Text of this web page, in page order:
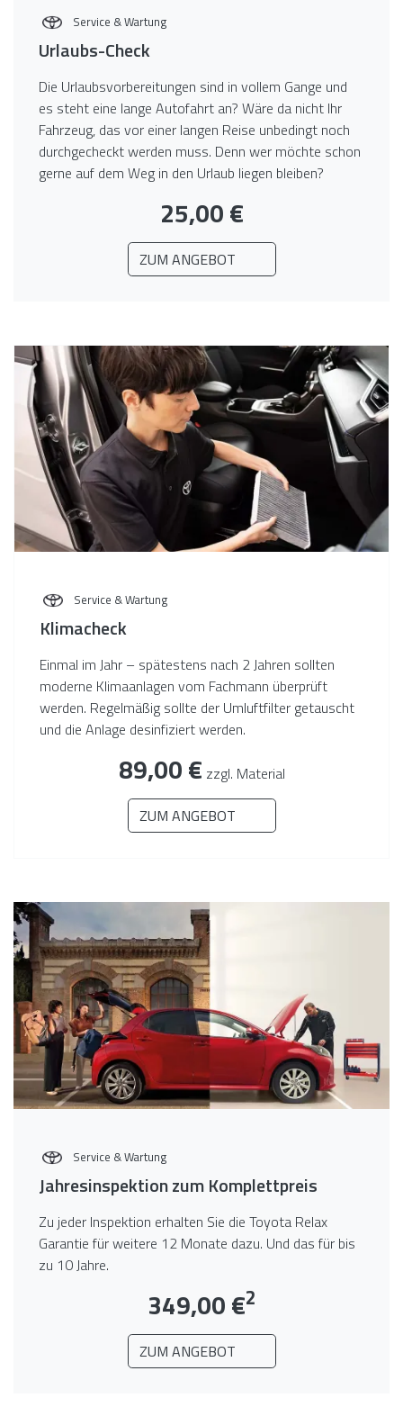
Urlaubs-Check
Service & Wartung
Die Urlaubsvorbereitungen sind in vollem Gange und
es steht eine lange Autofahrt an? Wäre da nicht Ihr
Fahrzeug, das vor einer langen Reise unbedingt noch
durchgecheckt werden muss. Denn wer möchte schon
gerne auf dem Weg in den Urlaub liegen bleiben?
25,00 €
ZUM ANGEBOT
Klimacheck
Service & Wartung
Einmal im Jahr – spätestens nach 2 Jahren sollten
moderne Klimaanlagen vom Fachmann überprüft
werden. Regelmäßig sollte der Umluftfilter getauscht
und die Anlage desinfiziert werden.
89,00 € zzgl. Material
ZUM ANGEBOT
Jahresinspektion zum Komplettpreis
Service & Wartung
Zu jeder Inspektion erhalten Sie die Toyota Relax
Garantie für weitere 12 Monate dazu. Und das für bis
zu 10 Jahre.
349,00 €2
ZUM ANGEBOT